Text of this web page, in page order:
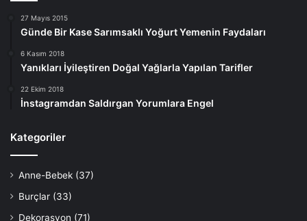
27 Mayıs 2015
Günde Bir Kase Sarımsaklı Yoğurt Yemenin Faydaları
6 Kasım 2018
Yanıkları İyileştiren Doğal Yağlarla Yapılan Tarifler
22 Ekim 2018
İnstagramdan Saldırgan Yorumlara Engel
Kategoriler
Anne-Bebek (37)
Burçlar (33)
Dekorasyon (71)